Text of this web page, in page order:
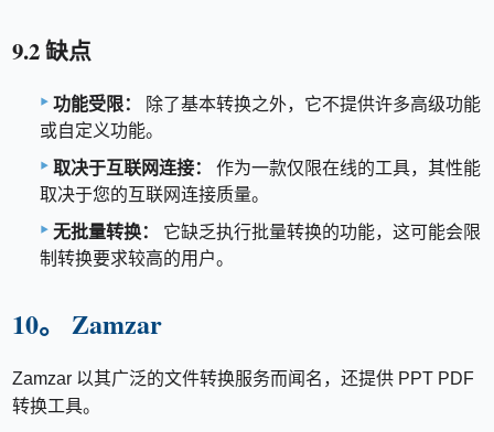
9.2 缺点
功能受限：
除了基本转换之外，它不提供许多高级功能
或自定义功能。
取决于互联网连接：
作为一款仅限在线的工具，其性能
取决于您的互联网连接质量。
无批量转换：
它缺乏执行批量转换的功能，这可能会限
制转换要求较高的用户。
10。 Zamzar
Zamzar 以其广泛的文件转换服务而闻名，还提供 PPT PDF
转换工具。